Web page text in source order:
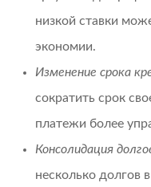
низкой ставки
экономии.
Изменение срока
сократить срок
платежи более
Консолидация
несколько долгов